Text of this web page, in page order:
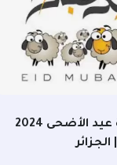
موعد صلاة عيد الأضحى 2024